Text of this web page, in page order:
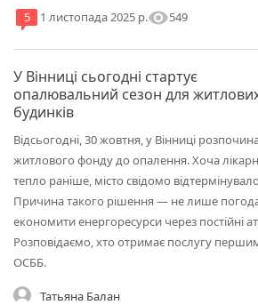
5 1 листопада 2025 р.visibility549
У Вінниці сьогодні стартує
опалювальний сезон для
будинків
Відсьогодні, 30 жовтня, у Вінниці
житлового фонду до опалення. Хоча
тепло раніше, місто свідомо
Причина такого рішення — не лише
економити енергоресурси через постійні
Розповідаємо, хто отримає послугу
ОСББ.
Татьяна Балан